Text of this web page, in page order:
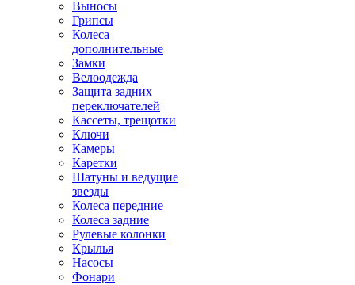
Выносы
Грипсы
Колеса
дополнительные
Замки
Велоодежда
Защита задних
переключателей
Кассеты, трещотки
Ключи
Камеры
Каретки
Шатуны и ведущие
звезды
Колеса передние
Колеса задние
Рулевые колонки
Крылья
Насосы
Фонари